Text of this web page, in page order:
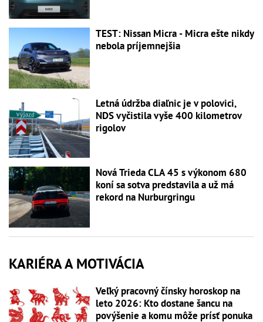
TEST: Nissan Micra - Micra ešte nikdy
nebola príjemnejšia
Letná údržba diaľnic je v polovici,
NDS vyčistila vyše 400 kilometrov
rigolov
Nová Trieda CLA 45 s výkonom 680
koní sa sotva predstavila a už má
rekord na Nurburgringu
KARIÉRA A MOTIVÁCIA
Veľký pracovný čínsky horoskop na
leto 2026: Kto dostane šancu na
povýšenie a komu môže prísť ponuka